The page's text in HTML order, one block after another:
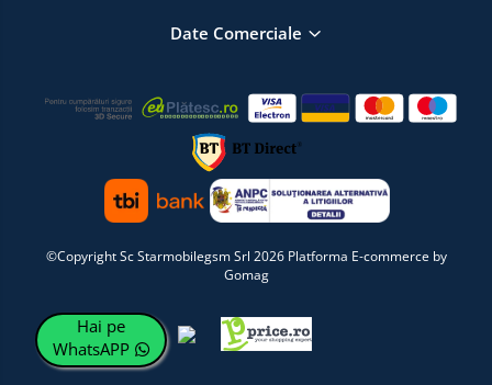
Date Comerciale
©Copyright Sc Starmobilegsm Srl 2026 Platforma E-commerce by
Gomag
Hai pe
WhatsAPP